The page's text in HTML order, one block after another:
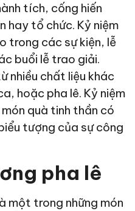
tích, cống hiến
hay tổ chức. Kỷ niệm
trong các sự kiện, lễ
buổi lễ trao giải.
nhiều chất liệu khác
hoặc pha lê. Kỷ niệm
quà tinh thần có
tượng của sự công
pha lê
một trong những món